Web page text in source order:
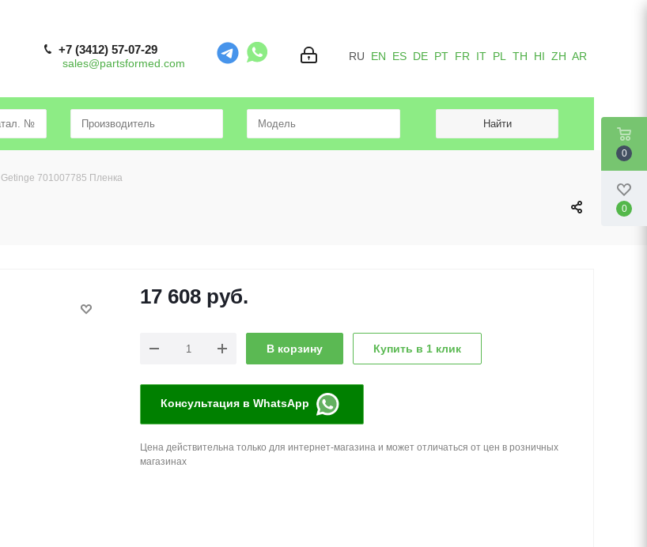
RU EN ES DE PT FR IT PL TH HI ZH AR
+7 (3412) 57-07-29
sales@partsformed.com
Getinge 701007785 Пленка
17 608 руб.
В корзину Купить в 1 клик
Консультация в WhatsApp
Цена действительна только для интернет-магазина и может отличаться от цен в розничных
магазинах
0
0